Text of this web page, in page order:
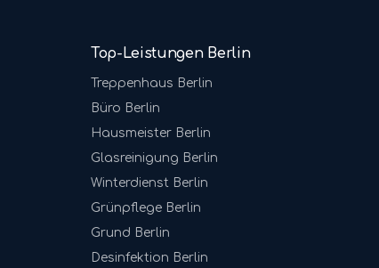
Top-Leistungen Berlin
Treppenhaus Berlin
Büro Berlin
Hausmeister Berlin
Glasreinigung Berlin
Winterdienst Berlin
Grünpflege Berlin
Grund Berlin
Desinfektion Berlin